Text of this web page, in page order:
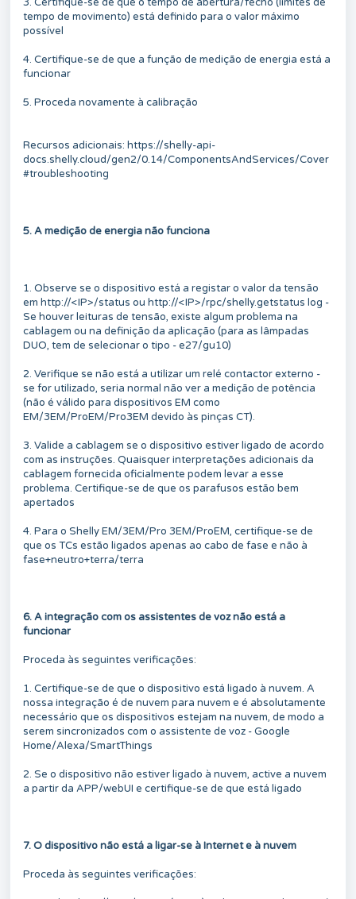
tempo de movimento) está definido para o valor máximo
possível
4. Certifique-se de que a função de medição de energia está a
funcionar
5. Proceda novamente à calibração
Recursos adicionais: https://shelly-api-
docs.shelly.cloud/gen2/0.14/ComponentsAndServices/Cover
#troubleshooting
5. A medição de energia não funciona
1. Observe se o dispositivo está a registar o valor da tensão
em http://<IP>/status ou http://<IP>/rpc/shelly.getstatus log -
Se houver leituras de tensão, existe algum problema na
cablagem ou na definição da aplicação (para as lâmpadas
DUO, tem de selecionar o tipo - e27/gu10)
2. Verifique se não está a utilizar um relé contactor externo -
se for utilizado, seria normal não ver a medição de potência
(não é válido para dispositivos EM como
EM/3EM/ProEM/Pro3EM devido às pinças CT).
3. Valide a cablagem se o dispositivo estiver ligado de acordo
com as instruções. Quaisquer interpretações adicionais da
cablagem fornecida oficialmente podem levar a esse
problema. Certifique-se de que os parafusos estão bem
apertados
4. Para o Shelly EM/3EM/Pro 3EM/ProEM, certifique-se de
que os TCs estão ligados apenas ao cabo de fase e não à
fase+neutro+terra/terra
6. A integração com os assistentes de voz não está a
funcionar
Proceda às seguintes verificações:
1. Certifique-se de que o dispositivo está ligado à nuvem. A
nossa integração é de nuvem para nuvem e é absolutamente
necessário que os dispositivos estejam na nuvem, de modo a
serem sincronizados com o assistente de voz - Google
Home/Alexa/SmartThings
2. Se o dispositivo não estiver ligado à nuvem, active a nuvem
a partir da APP/webUI e certifique-se de que está ligado
7. O dispositivo não está a ligar-se à Internet e à nuvem
Proceda às seguintes verificações: